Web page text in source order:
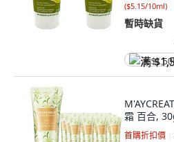
($5.15/10ml)
暫時缺貨
满
霜 百合,
首購折扣價